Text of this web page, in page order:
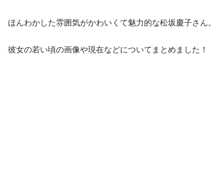
ほんわかした雰囲気がかわいくて魅力的な松坂慶子さん。
彼女の若い頃の画像や現在などについてまとめました！